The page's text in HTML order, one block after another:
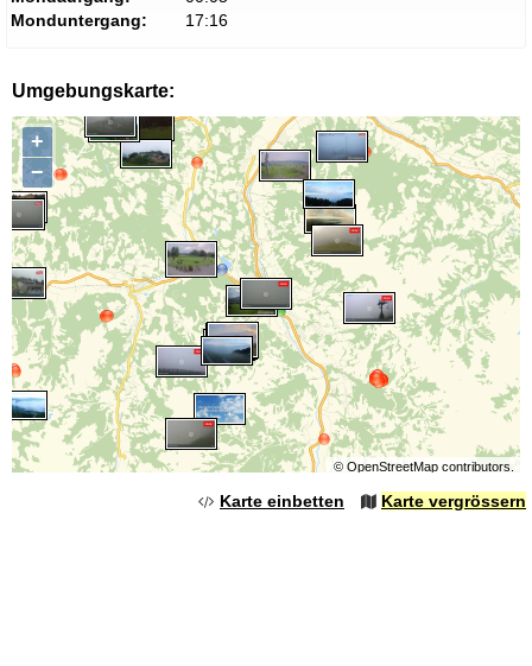
Monduntergang:
17:16
Umgebungskarte:
+
−
© OpenStreetMapcontributors.
Karte einbetten Karte vergrössern